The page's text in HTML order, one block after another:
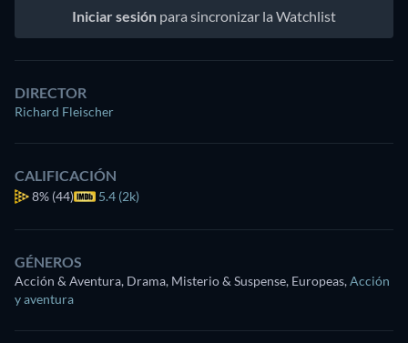
Iniciar sesión para sincronizar la Watchlist
DIRECTOR
Richard Fleischer
CALIFICACIÓN
8% (44) 5.4 (2k)
GÉNEROS
Acción & Aventura, Drama, Misterio & Suspense, Europeas,Acción
y aventura